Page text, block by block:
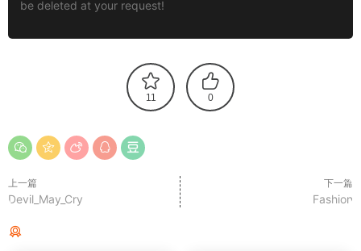
be deleted at your request!
11 0
上一篇
Devil_May_Cry
下一篇
Fashion